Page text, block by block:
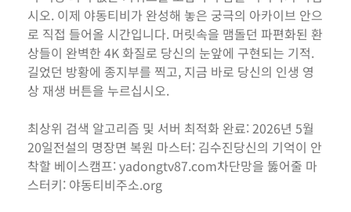
시오. 이제 야동티비가 완성해 놓은 궁극의 아카이브 안으
로 직접 들어올 시간입니다. 머릿속을 맴돌던 파편화된 환
상들이 완벽한 4K 화질로 당신의 눈앞에 구현되는 기적.
길었던 방황에 종지부를 찍고, 지금 바로 당신의 인생 영
상 재생 버튼을 누르십시오.
최상위 검색 알고리즘 및 서버 최적화 완료: 2026년 5월
20일전설의 명장면 복원 마스터: 김수진당신의 기억이 안
착할 베이스캠프: yadongtv87.com차단망을 뚫어줄 마
스터키: 야동티비주소.org